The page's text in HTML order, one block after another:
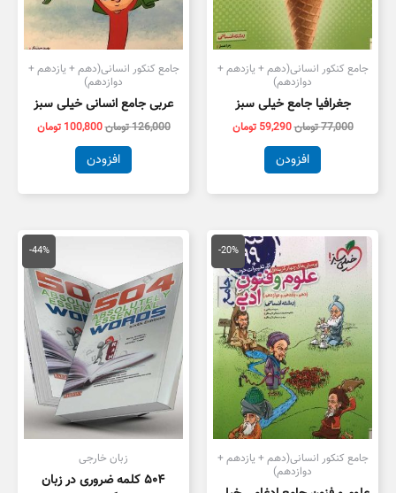
جامع کنکور انسانی(دهم + یازدهم +
دوازدهم)
جغرافیا جامع خیلی سبز
77,000تومان59,290 تومان
افزودن
جامع کنکور انسانی(دهم + یازدهم +
دوازدهم)
عربی جامع انسانی خیلی سبز
126,000تومان100,800 تومان
افزودن
-20%
جامع کنکور انسانی(دهم + یازدهم +
دوازدهم)
قیمت
اصلی
135,000 تومان
بود.
قیمت
فعلی
108,000 تومان
است.
-44%
زبان خارجی
۵۰۴ کلمه ضروری در زبان
250,000 تومان
بود.
قیمت
فعلی
است.